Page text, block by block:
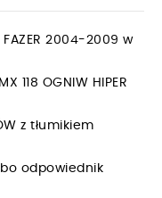
2004-2009 w
118 OGNIW HIPER
z tłumikiem
odpowiednik